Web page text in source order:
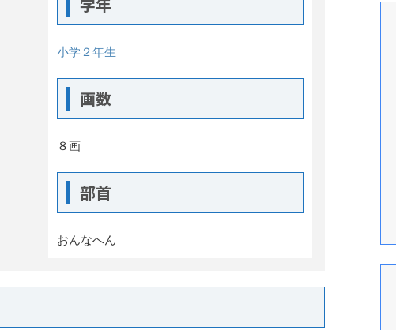
小学２年生
画数
８画
部首
おんなへん